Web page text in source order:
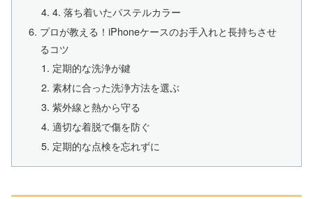
4. 落ち着いたパステルカラー
プロが教える！iPhoneケースのお手入れと長持ちさせ
るコツ
定期的な洗浄が鍵
素材に合った洗浄方法を選ぶ
紫外線と熱から守る
適切な着脱で傷を防ぐ
定期的な点検を忘れずに